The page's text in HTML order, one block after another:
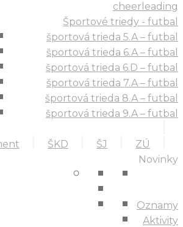
cheerleading
Športové triedy - futbal
športová trieda 5.A – futbal
športová trieda 6.A – futbal
športová trieda 6.D – futbal
športová trieda 7.A – futbal
športová trieda 8.A – futbal
športová trieda 9.A – futbal
ŠKD ŠJ ZÚ
Novinky
Oznamy
Aktivity